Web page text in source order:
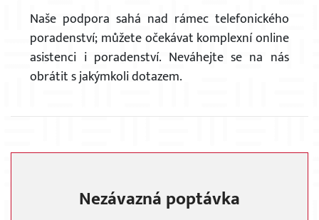
Naše podpora sahá nad rámec telefonického
poradenství; můžete očekávat komplexní online
asistenci i poradenství. Neváhejte se na nás
obrátit s jakýmkoli dotazem.
Nezávazná poptávka